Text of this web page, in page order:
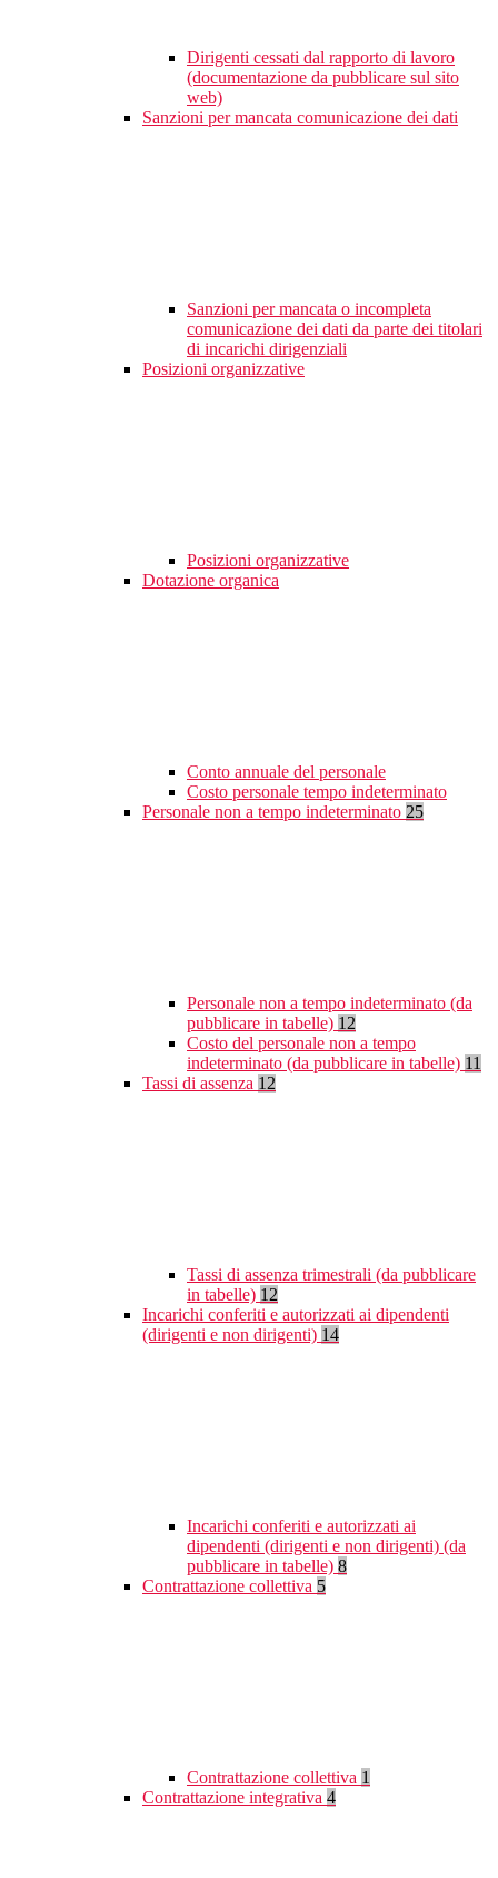
Dirigenti cessati dal rapporto di lavoro
(documentazione da pubblicare sul sito
web)
Sanzioni per mancata comunicazione dei dati
Sanzioni per mancata o incompleta
comunicazione dei dati da parte dei titolari
di incarichi dirigenziali
Posizioni organizzative
Posizioni organizzative
Dotazione organica
Conto annuale del personale
Costo personale tempo indeterminato
Personale non a tempo indeterminato 25
Personale non a tempo indeterminato (da
pubblicare in tabelle) 12
Costo del personale non a tempo
indeterminato (da pubblicare in tabelle) 11
Tassi di assenza 12
Tassi di assenza trimestrali (da pubblicare
in tabelle) 12
Incarichi conferiti e autorizzati ai dipendenti
(dirigenti e non dirigenti) 14
Incarichi conferiti e autorizzati ai
dipendenti (dirigenti e non dirigenti) (da
pubblicare in tabelle) 8
Contrattazione collettiva 5
Contrattazione collettiva 1
Contrattazione integrativa 4